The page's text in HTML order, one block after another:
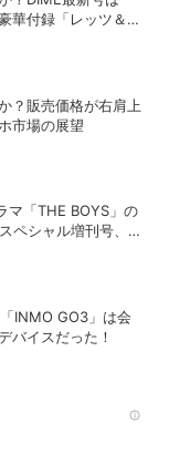
華付録「レッツ＆ゴ
？販売価格が右肩上
市場の展望
マ「THE BOYS」の
ペシャル増刊号、
INMO GO3」は会
バイスだった！